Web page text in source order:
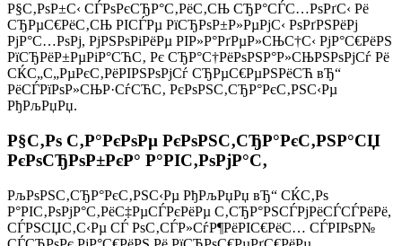
Р§С‚РѕР±С‹ СЃРѕРєСЂР°С‚РёС‚СЊ СЂР°СЃС…РѕРґС‹ Рё
СЂРµС€РёС‚СЊ РІСЃРµ РїСЂРѕР±Р»РµРјС‹ РѕРґРЅРёРј
РјР°С…РѕРј, РјРЅРѕРіРёРµ РІР»Р°РґРµР»СЊС†С‹ РјР°С€РёРЅ
РїСЂРёР±РµРіР°СЋС‚ Рє СЂР°С†РёРѕРЅР°Р»СЊРЅРѕРјСѓ Рё
СЌС„С„РµРєС‚РёРІРЅРѕРјСѓ СЂРµС€РµРЅРёСЋ вЂ“
РёСЃРїРѕР»СЊР·СѓСЋС‚ РєРѕРЅС‚СЂР°РєС‚РЅС‹Рµ
РђРљРџРџ.
Р§С‚Рѕ С‚Р°РєРѕРµ РєРѕРЅС‚СЂР°РєС‚РЅР°СЏ
РєРѕСЂРѕР±РєР° Р°РІС‚РѕРјР°С‚
РљРѕРЅС‚СЂР°РєС‚РЅС‹Рµ РђРљРџРџ вЂ“ СЌС‚Рѕ
Р°РІС‚РѕРјР°С‚РёС‡РµСЃРєРёРµ С‚СЂР°РЅСЃРјРёСЃСЃРёРё,
СЃРЅСЏС‚С‹Рµ СЃ РѕС‚СЃР»СѓР¶РёРІС€РёС… СЃРІРѕР№